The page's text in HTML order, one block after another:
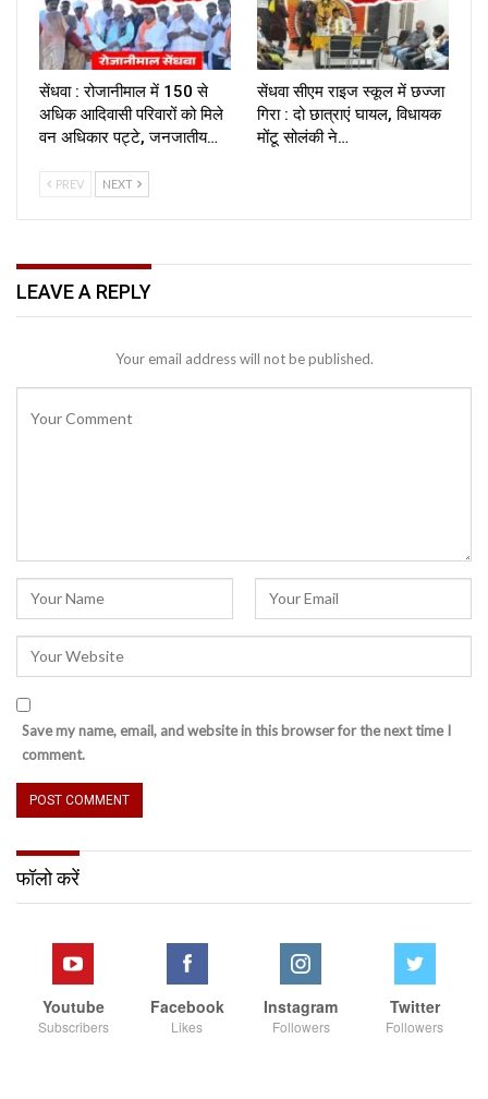
सेंधवा : रोजानीमाल में 150 से
अधिक आदिवासी परिवारों को मिले
वन अधिकार पट्टे, जनजातीय…
सेंधवा सीएम राइज स्कूल में छज्जा
गिरा : दो छात्राएं घायल, विधायक
मोंटू सोलंकी ने…
PREV NEXT
LEAVE A REPLY
Your email address will not be published.
Save my name, email, and website in this browser for the next time I
comment.
फॉलो करें
Youtube
Subscribers
Facebook
Likes
Instagram
Followers
Twitter
Followers